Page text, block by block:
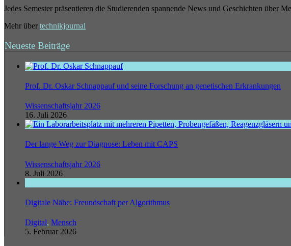
Jedes Semester präsentieren die Studierenden spannende News und Geschichten
Mehr über technikjournal
Neueste Beiträge
Prof. Dr. Oskar Schnappauf und seine Forschung an genetischen Erkrankungen
Wissenschaftsjahr 2026
16. Juli 2026
Der lange Weg zur Diagnose: Leben mit CAPS
Wissenschaftsjahr 2026
8. Juli 2026
Digitale Nähe: Freundschaft per Algorithmus
Digital, Mensch
5. Februar 2026